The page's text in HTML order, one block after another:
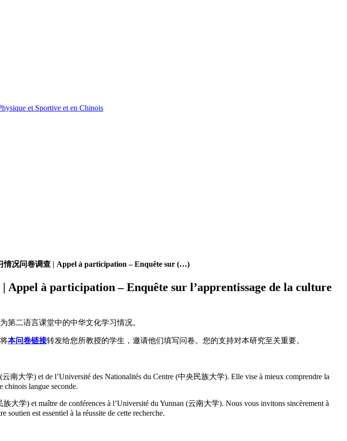
et Sportive et en Chinois
况问卷调查 | Appel à participation – Enquête sur (…)
à participation – Enquête sur l’apprentissage de la culture
第二语言课堂中的中华文化学习情况。
本问卷链接转发给您所教授的学生，邀请他们填写问卷。您的支持对本研究至关重要。
云南大学) et de l’Université des Nationalités du Centre (中央民族大学). Elle vise à mieux comprendre la
chinois langue seconde.
大学) et maître de conférences à l’Université du Yunnan (云南大学). Nous vous invitons sincèrement à
soutien est essentiel à la réussite de cette recherche.